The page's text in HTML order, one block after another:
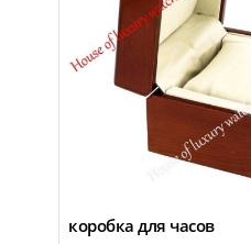
коробка для часов